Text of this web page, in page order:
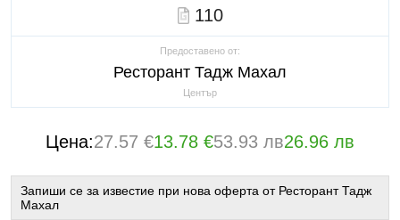
110
Предоставено от:
Ресторант Тадж Махал
Център
Цена:27.57 €13.78 €53.93 лв26.96 лв
Запиши се за известие при нова оферта от Ресторант Тадж
Махал